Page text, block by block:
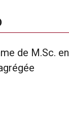
de M.Sc. en